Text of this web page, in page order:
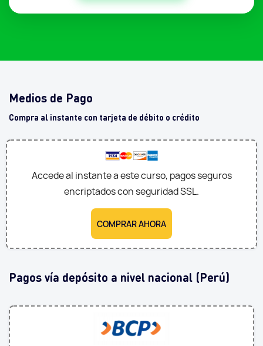
Medios de Pago
Compra al instante con tarjeta de débito o crédito
Accede al instante a este curso, pagos seguros
encriptados con seguridad SSL.
COMPRAR AHORA
Pagos vía depósito a nivel nacional (Perú)